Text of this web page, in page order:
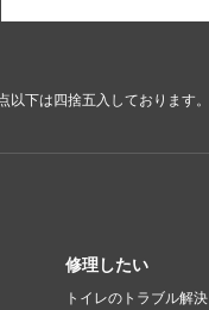
下は四捨五入しております。
修理したい
トイレのトラブル解決